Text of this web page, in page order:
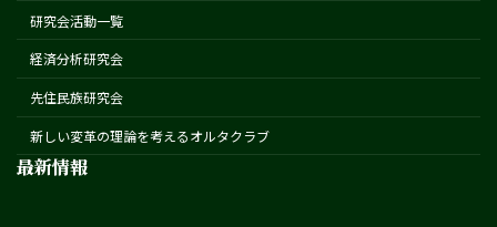
研究会活動一覧
経済分析研究会
先住民族研究会
新しい変革の理論を考えるオルタクラブ
最新情報